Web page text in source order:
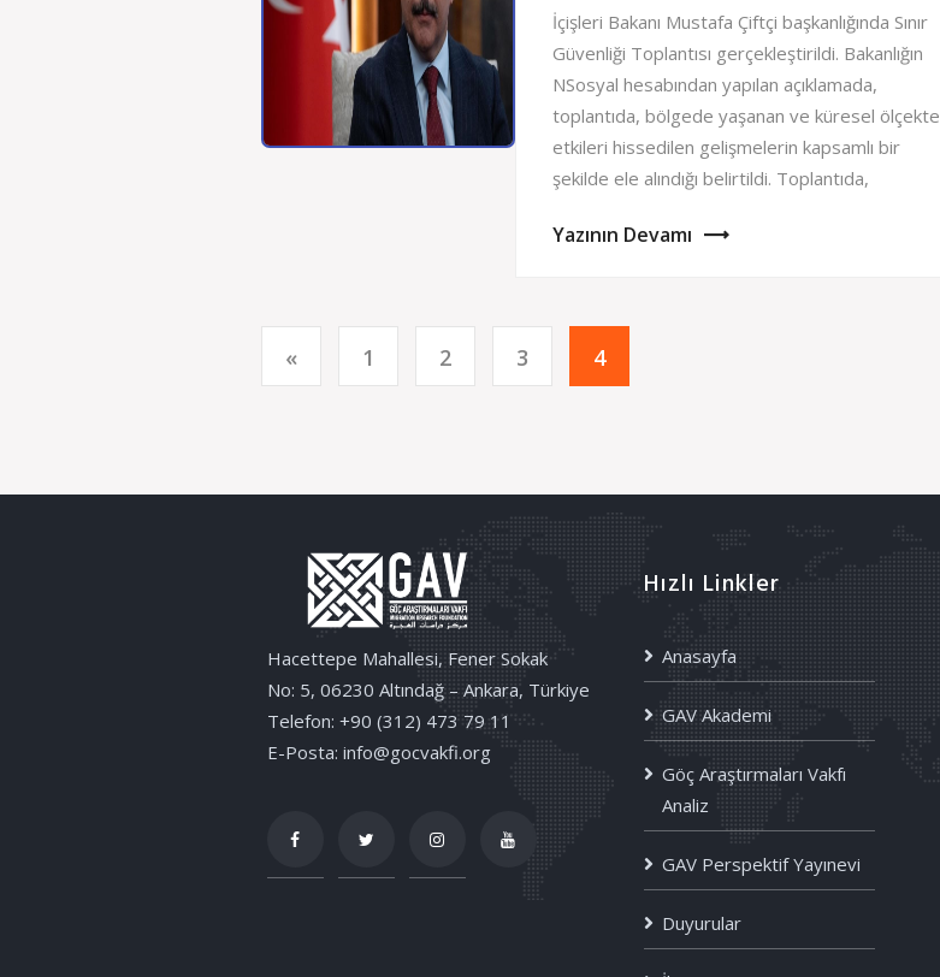
İçişleri Bakanı Mustafa Çiftçi başkanlığında Sınır
Güvenliği Toplantısı gerçekleştirildi. Bakanlığın
NSosyal hesabından yapılan açıklamada,
toplantıda, bölgede yaşanan ve küresel ölçekte
etkileri hissedilen gelişmelerin kapsamlı bir
şekilde ele alındığı belirtildi. Toplantıda,
Yazının Devamı
« 1 2 3 4
Hacettepe Mahallesi, Fener Sokak
No: 5, 06230 Altındağ – Ankara, Türkiye
Telefon: +90 (312) 473 79 11
E-Posta: info@gocvakfi.org
Hızlı Linkler
Anasayfa
GAV Akademi
Göç Araştırmaları Vakfı
Analiz
GAV Perspektif Yayınevi
Duyurular